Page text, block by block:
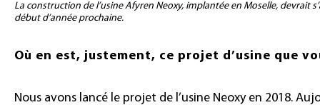
La construction de l’usine Afyren Neoxy, implantée en Moselle, devrait
début d’année prochaine.
Où en est, justement, ce projet d’usine que
Nous avons lancé le projet de l’usine Neoxy en 2018.